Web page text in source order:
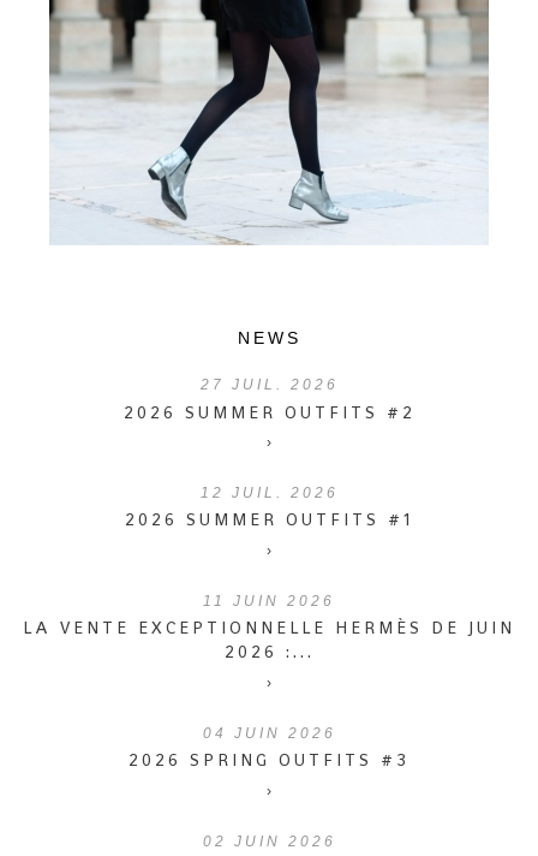
NEWS
27 JUIL. 2026
2026 SUMMER OUTFITS #2
›
12 JUIL. 2026
2026 SUMMER OUTFITS #1
›
11 JUIN 2026
LA VENTE EXCEPTIONNELLE HERMÈS DE JUIN
2026 :...
›
04 JUIN 2026
2026 SPRING OUTFITS #3
›
02 JUIN 2026